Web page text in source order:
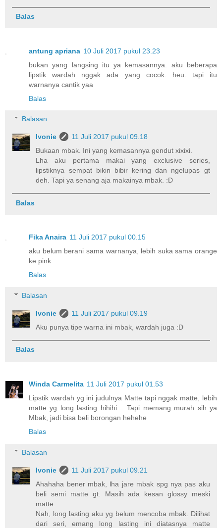
Balas
antung apriana 10 Juli 2017 pukul 23.23
bukan yang langsing itu ya kemasannya. aku beberapa
lipstik wardah nggak ada yang cocok. heu. tapi itu
warnanya cantik yaa
Balas
Balasan
Ivonie
11 Juli 2017 pukul 09.18
Bukaan mbak. Ini yang kemasannya gendut xixixi.
Lha aku pertama makai yang exclusive series,
lipstiknya sempat bikin bibir kering dan ngelupas gt
deh. Tapi ya senang aja makainya mbak. :D
Balas
Fika Anaira 11 Juli 2017 pukul 00.15
aku belum berani sama warnanya, lebih suka sama orange
ke pink
Balas
Balasan
Ivonie
11 Juli 2017 pukul 09.19
Aku punya tipe warna ini mbak, wardah juga :D
Balas
Winda Carmelita 11 Juli 2017 pukul 01.53
Lipstik wardah yg ini judulnya Matte tapi nggak matte, lebih
matte yg long lasting hihihi .. Tapi memang murah sih ya
Mbak, jadi bisa beli borongan hehehe
Balas
Balasan
Ivonie
11 Juli 2017 pukul 09.21
Ahahaha bener mbak, lha jare mbak spg nya pas aku
beli semi matte gt. Masih ada kesan glossy meski
matte.
Nah, long lasting aku yg belum mencoba mbak. Dilihat
dari seri, emang long lasting ini diatasnya matte